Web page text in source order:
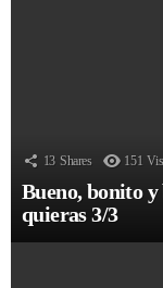
13 Shares 151
Bueno, bonito
quieras 3/3